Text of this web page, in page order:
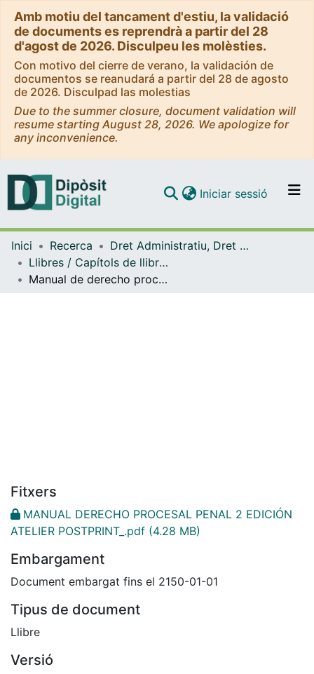
Amb motiu del tancament d'estiu, la validació
de documents es reprendrà a partir del 28
d'agost de 2026. Disculpeu les molèsties.
Con motivo del cierre de verano, la validación de
documentos se reanudará a partir del 28 de agosto
de 2026. Disculpad las molestias
Due to the summer closure, document validation will
resume starting August 28, 2026. We apologize for
any inconvenience.
Navega per tot el DD
Iniciar sessió (current)
Inici Recerca
Dret Administratiu, Dret Processal i Dret Financer i Tributari
Llibres / Capítols de llibre (Dret Administratiu, Dret Processal i Dret Financer i Tributari)
Manual de derecho procesal penal
Fitxers
MANUAL DERECHO PROCESAL PENAL 2 EDICIÓN
ATELIER POSTPRINT_.pdf (4.28 MB)
Embargament
Document embargat fins el 2150-01-01
Tipus de document
Llibre
Versió